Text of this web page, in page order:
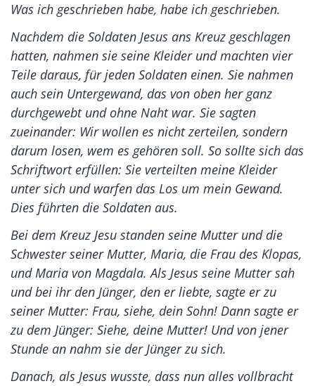
Was ich geschrieben habe, habe ich geschrieben.
Nachdem die Soldaten Jesus ans Kreuz geschlagen
hatten, nahmen sie seine Kleider und machten vier
Teile daraus, für jeden Soldaten einen. Sie nahmen
auch sein Untergewand, das von oben her ganz
durchgewebt und ohne Naht war. Sie sagten
zueinander: Wir wollen es nicht zerteilen, sondern
darum losen, wem es gehören soll. So sollte sich das
Schriftwort erfüllen: Sie verteilten meine Kleider
unter sich und warfen das Los um mein Gewand.
Dies führten die Soldaten aus.
Bei dem Kreuz Jesu standen seine Mutter und die
Schwester seiner Mutter, Maria, die Frau des Klopas,
und Maria von Magdala. Als Jesus seine Mutter sah
und bei ihr den Jünger, den er liebte, sagte er zu
seiner Mutter: Frau, siehe, dein Sohn! Dann sagte er
zu dem Jünger: Siehe, deine Mutter! Und von jener
Stunde an nahm sie der Jünger zu sich.
Danach, als Jesus wusste, dass nun alles vollbracht